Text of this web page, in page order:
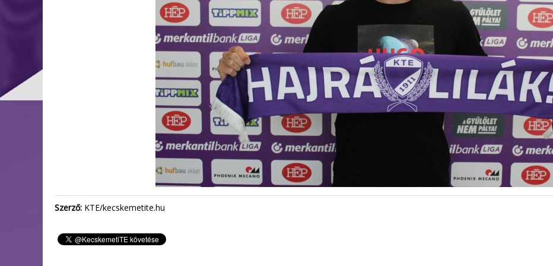
Szerző: KTE/kecskemetite.hu